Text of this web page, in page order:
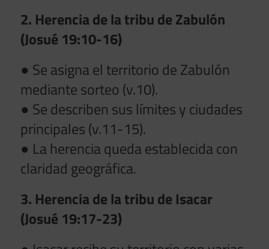
2. Herencia de la tribu de Zabulón
(Josué 19:10-16)
● Se asigna el territorio de Zabulón
mediante sorteo (v.10).
● Se describen sus límites y ciudades
principales (v.11-15).
● La herencia queda establecida con
claridad geográfica.
3. Herencia de la tribu de Isacar
(Josué 19:17-23)